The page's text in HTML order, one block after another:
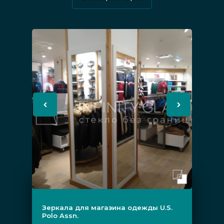
пескоструйным рисунком, состаренным, с
на основе серебра, среди возможных
вариантов есть стекла оптивайт, бронза и
графит. Общая конструкция может быть не
только стационарной, но передвижной.
Зеркала, выполненные в большом размере,
могут быть влагостойкими, ударостойкими,
обладают отличными отражающими
способностями, защищены от потускнения в
будущем.
Зеркала для магазина одежды U.S.
Polo Assn.